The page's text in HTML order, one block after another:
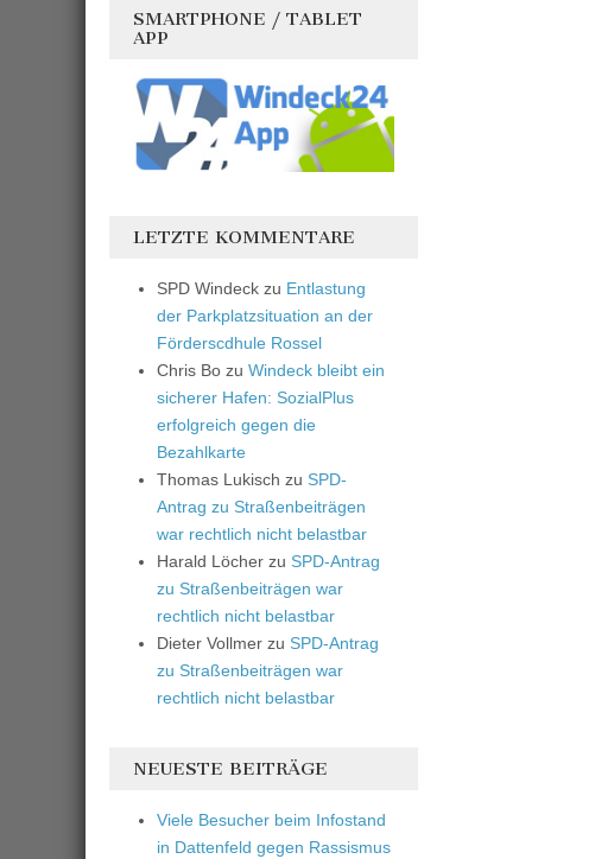
SMARTPHONE / TABLET
APP
LETZTE KOMMENTARE
SPD Windeck zu Entlastung
der Parkplatzsituation an der
Förderscdhule Rossel
Chris Bo zu Windeck bleibt ein
sicherer Hafen: SozialPlus
erfolgreich gegen die
Bezahlkarte
Thomas Lukisch zu SPD-
Antrag zu Straßenbeiträgen
war rechtlich nicht belastbar
Harald Löcher zu SPD-Antrag
zu Straßenbeiträgen war
rechtlich nicht belastbar
Dieter Vollmer zu SPD-Antrag
zu Straßenbeiträgen war
rechtlich nicht belastbar
NEUESTE BEITRÄGE
Viele Besucher beim Infostand
in Dattenfeld gegen Rassismus